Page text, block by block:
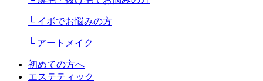
└ イボでお悩みの方
└ アートメイク
初めての方へ
エステティック